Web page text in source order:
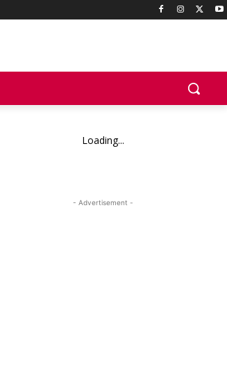
Loading...
- Advertisement -